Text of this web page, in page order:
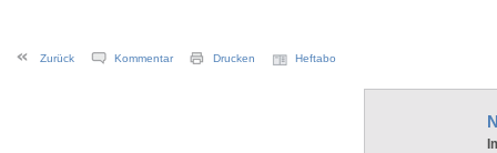
Zurück Kommentar Drucken Heftabo